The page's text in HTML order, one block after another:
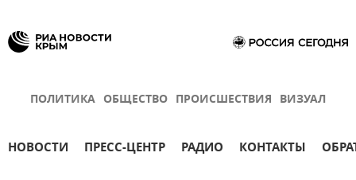
ПОЛИТИКА ОБЩЕСТВО ПРОИСШЕСТВИЯ ВИЗУАЛ
НОВОСТИ ПРЕСС-ЦЕНТР РАДИО КОНТАКТЫ